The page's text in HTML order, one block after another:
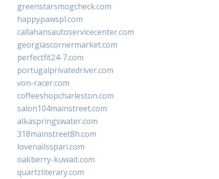
greenstarsmogcheck.com
happypawspl.com
callahansautoservicecenter.com
georgiascornermarket.com
perfectfit24-7.com
portugalprivatedriver.com
von-racer.com
coffeeshopcharleston.com
salon104mainstreet.com
alkaspringswater.com
318mainstreet8h.com
lovenailsspari.com
oakberry-kuwait.com
quartzliterary.com